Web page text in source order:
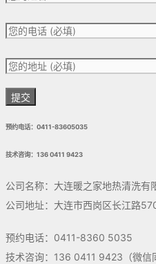
预约电话：0411-83605035
技术咨询：136 0411 9423
公司名称：大连暖之家地热清洗有
公司地址：大连市西岗区长江路
预约电话：0411-8360
技术咨询：136 0411 9423（微信